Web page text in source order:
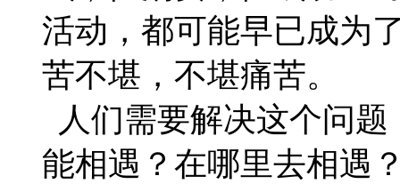
活动，都可能早已成为
苦不堪，不堪痛苦。
人们需要解决这个问
能相遇？在哪里去相遇